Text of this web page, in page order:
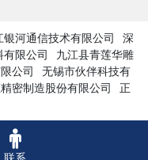
银河通信技术有限公司
深
限公司
九江县青莲华雕
公司
无锡市伙伴科技有
密制造股份有限公司
正
联系